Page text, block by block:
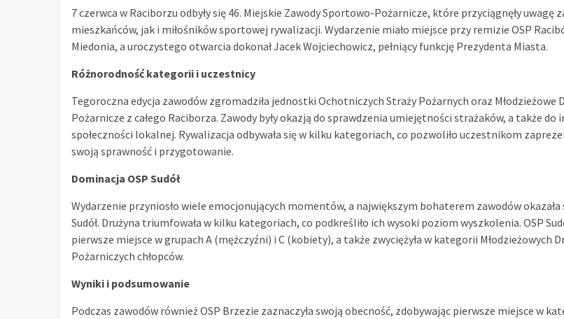
7 czerwca w Raciborzu odbyły się 46. Miejskie Zawody Sportowo-Pożarnicze, które przyciągnęły uwagę
mieszkańców, jak i miłośników sportowej rywalizacji. Wydarzenie miało miejsce przy remizie OSP
Miedonia, a uroczystego otwarcia dokonał Jacek Wojciechowicz, pełniący funkcję Prezydenta Miasta.
Różnorodność kategorii i uczestnicy
Tegoroczna edycja zawodów zgromadziła jednostki Ochotniczych Straży Pożarnych oraz Młodzieżowe
Pożarnicze z całego Raciborza. Zawody były okazją do sprawdzenia umiejętności strażaków, a także do
społeczności lokalnej. Rywalizacja odbywała się w kilku kategoriach, co pozwoliło uczestnikom
swoją sprawność i przygotowanie.
Dominacja OSP Sudół
Wydarzenie przyniosło wiele emocjonujących momentów, a największym bohaterem zawodów okazała
Sudół. Drużyna triumfowała w kilku kategoriach, co podkreśliło ich wysoki poziom wyszkolenia. OSP
pierwsze miejsce w grupach A (mężczyźni) i C (kobiety), a także zwyciężyła w kategorii Młodzieżowych
Pożarniczych chłopców.
Wyniki i podsumowanie
Podczas zawodów również OSP Brzezie zaznaczyła swoją obecność, zdobywając pierwsze miejsce w